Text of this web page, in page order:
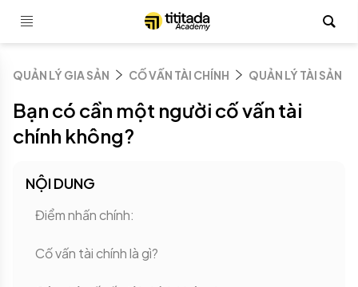
QUẢN LÝ GIA SẢN CỐ VẤN TÀI CHÍNH QUẢN LÝ TÀI SẢN
Bạn có cần một người cố vấn tài
chính không?
NỘI DUNG
Điểm nhấn chính:
Cố vấn tài chính là gì?